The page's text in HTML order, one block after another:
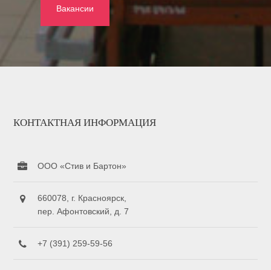
Вакансии
КОНТАКТНАЯ ИНФОРМАЦИЯ
ООО «Стив и Бартон»
660078, г. Красноярск,
пер. Афонтовский, д. 7
+7 (391) 259-59-56